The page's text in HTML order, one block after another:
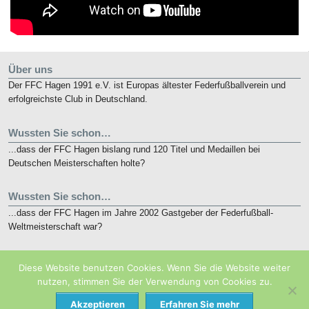
Über uns
Der FFC Hagen 1991 e.V. ist Europas ältester Federfußballverein und
erfolgreichste Club in Deutschland.
Wussten Sie schon…
...dass der FFC Hagen bislang rund 120 Titel und Medaillen bei
Deutschen Meisterschaften holte?
Wussten Sie schon…
...dass der FFC Hagen im Jahre 2002 Gastgeber der Federfußball-
Weltmeisterschaft war?
Die nunmehr 10. French Open finden vom 19. bis 21. Mai 2018 in
Eaubonne bei Paris statt.
Diese Website benutzen Cookies. Wenn Sie die Website weiter
nutzen, stimmen Sie der Verwendung von Cookies zu.
Akzeptieren Erfahren Sie mehr